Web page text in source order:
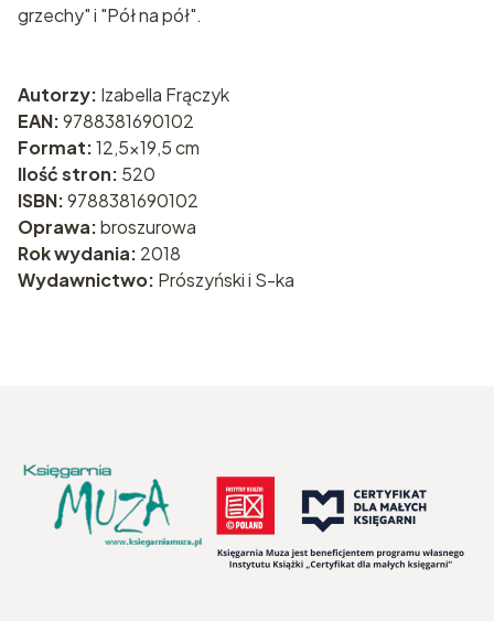
grzechy" i "Pół na pół".
Autorzy: Izabella Frączyk
EAN:9788381690102
Format:12,5x19,5 cm
Ilość stron: 520
ISBN:9788381690102
Oprawa:broszurowa
Rok wydania: 2018
Wydawnictwo: Prószyński i S-ka